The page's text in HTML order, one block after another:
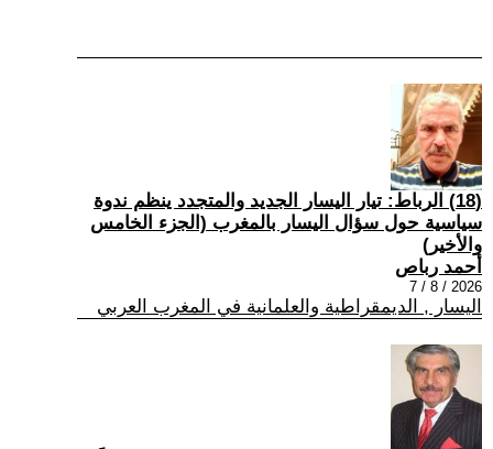
(18) الرباط: تيار اليسار الجديد والمتجدد ينظم ندوة
سياسية حول سؤال اليسار بالمغرب (الجزء الخامس
والأخير)
أحمد رباص
2026 / 8 / 7
اليسار , الديمقراطية والعلمانية في المغرب العربي